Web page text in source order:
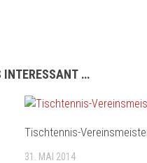
INTERESSANT …
Tischtennis-
31. MAI 2014